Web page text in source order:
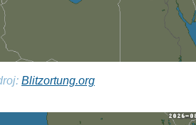
Blitzortung.org